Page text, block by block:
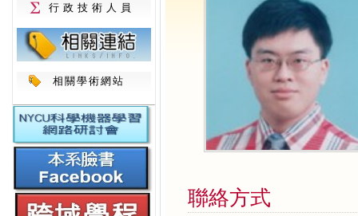
行政技術人員
相關學術網站
聯絡方式